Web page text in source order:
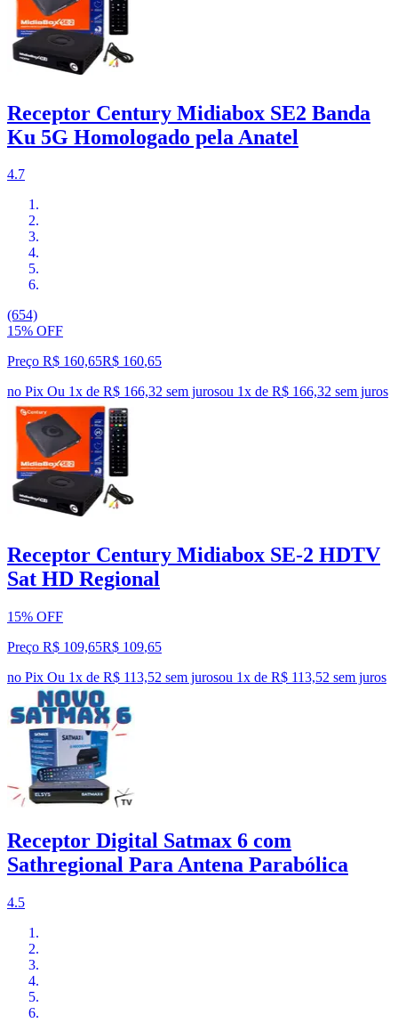
Receptor Century Midiabox SE2 Banda
Ku 5G Homologado pela Anatel
4.7
(654)
15% OFF
Preço R$ 160,65R$ 160,65
no Pix Ou 1x de R$ 166,32 sem jurosou 1x de R$ 166,32 sem juros
Receptor Century Midiabox SE-2 HDTV
Sat HD Regional
15% OFF
Preço R$ 109,65R$ 109,65
no Pix Ou 1x de R$ 113,52 sem jurosou 1x de R$ 113,52 sem juros
Receptor Digital Satmax 6 com
Sathregional Para Antena Parabólica
4.5